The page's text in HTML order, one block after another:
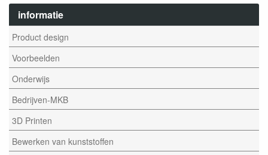
informatie
Product design
Voorbeelden
Onderwijs
Bedrijven-MKB
3D Printen
Bewerken van kunststoffen